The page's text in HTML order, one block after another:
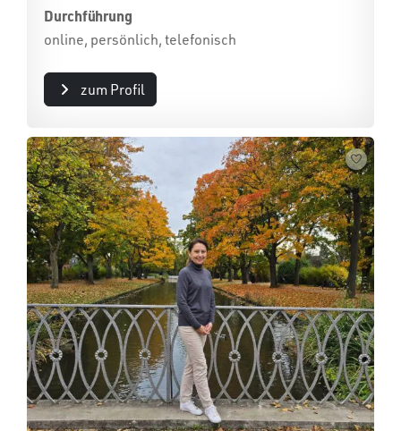
Durchführung
online, persönlich, telefonisch
zum Profil